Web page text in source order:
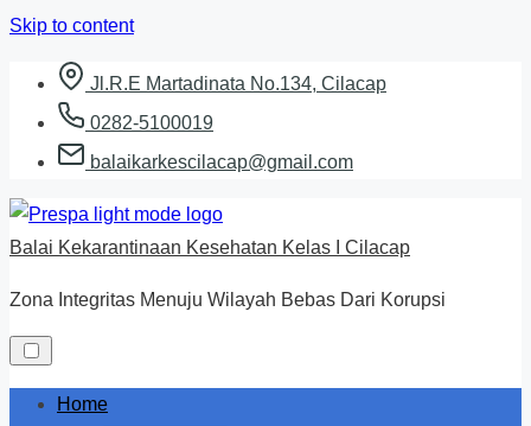
Skip to content
Jl.R.E Martadinata No.134, Cilacap
0282-5100019
balaikarkescilacap@gmail.com
Balai Kekarantinaan Kesehatan Kelas I Cilacap
Zona Integritas Menuju Wilayah Bebas Dari Korupsi
Home